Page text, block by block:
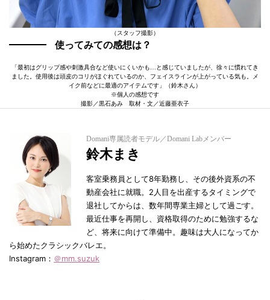
（スタッフ撮影）
使ってみての感想は？
「最初はグリップ感や刺激具合など使いにくいかも…と感じていましたが、徐々に慣れてき
ました。使用後は頭皮のコリがほぐれているのか、フェイスラインが上がっている気も。メ
イク前などに最適のアイテムです」（鈴木さん）
※個人の感想です
撮影／黒石あみ 取材・文／近藤亜衣子
Domani専属読者モデル／Domani Labメンバー
鈴木まき
客室乗務員として8年勤務し、その後外資系の不
動産会社に就職。2人目を出産するタイミングで
退社してからは、数年間専業主婦として過ごす。
最近仕事を再開し、資格取得のために勉強するな
ど、将来に向けて準備中。趣味は大人になってか
ら始めたクラシックバレエ。
Instagram： ＠mm.suzuk